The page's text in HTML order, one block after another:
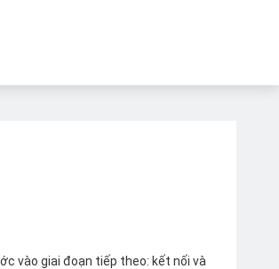
vào giai đoạn tiếp theo: kết nối và